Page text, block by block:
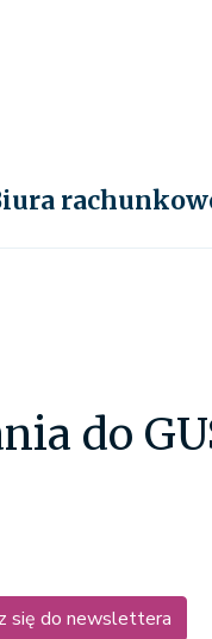
do
się do newslettera